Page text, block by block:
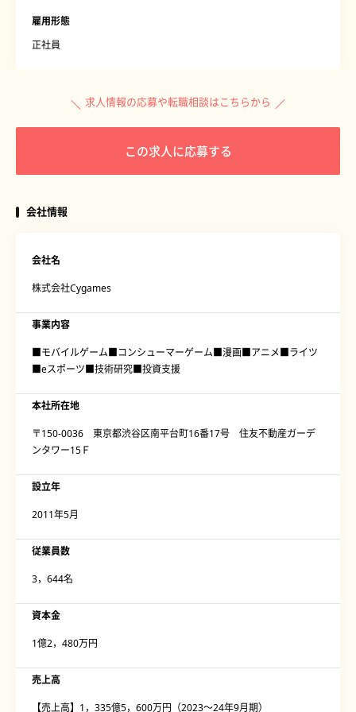
雇用形態
正社員
求人情報の応募や転職相談はこちらから
この求人に応募する
会社情報
会社名
株式会社Cygames
事業内容
■モバイルゲーム■コンシューマーゲーム■漫画■アニメ■ライツ
■eスポーツ■技術研究■投資支援
本社所在地
〒150-0036 東京都渋谷区南平台町16番17号 住友不動産ガーデ
ンタワー15Ｆ
設立年
2011年5月
従業員数
3，644名
資本金
1億2，480万円
売上高
【売上高】1，335億5，600万円（2023〜24年9月期）